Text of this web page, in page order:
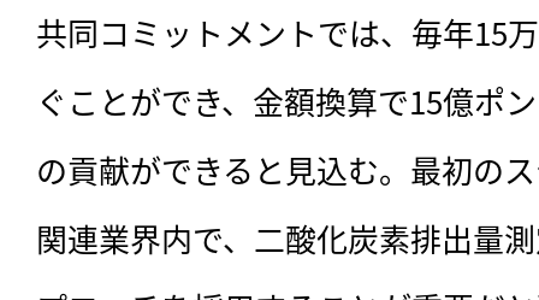
共同コミットメントでは、毎年15
ぐことができ、金額換算で15億ポ
の貢献ができると見込む。最初の
関連業界内で、二酸化炭素排出量